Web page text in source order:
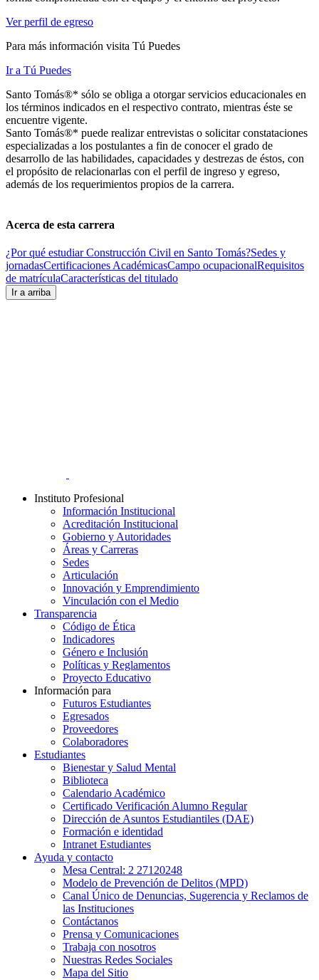
Ver perfil de egreso
Para más información visita Tú Puedes
Ir a Tú Puedes
Santo Tomás®* sólo se obliga a otorgar servicios educacionales en
los términos indicados en el respectivo contrato, mientras éste se
encuentre vigente.
Santo Tomás®* puede realizar entrevistas o solicitar constataciones
especializadas a los postulantes a fin de conocer el grado de
desarrollo de las habilidades, capacidades y destrezas de éstos, con
el propósito de relacionarlas con el perfil de ingreso y egreso,
además de los requerimientos propios de la carrera.
Acerca de esta carrera
¿Por qué estudiar Construcción Civil en Santo Tomás?Sedes y
jornadasCertificaciones AcadémicasCampo ocupacionalRequisitos
de matrículaCaracterísticas del titulado
Ir a arriba
Instituto Profesional
Información Institucional
Acreditación Institucional
Gobierno y Autoridades​
Áreas y Carreras
Sedes
Articulación
Innovación y Emprendimiento
Vinculación con el Medio
Transparencia
Código de Ética
Indicadores
Género e Inclusión
Políticas y Reglamentos​
Proyecto Educativo
Información para
Futuros Estudiantes
Egresados
Proveedores
Colaboradores
Estudiantes
Bienestar y Salud Mental
Biblioteca
Calendario Académico
Certificado Verificación Alumno Regular
Dirección de Asuntos Estudiantiles (DAE)
Formación e identidad
Intranet Estudiantes
Ayuda y contacto
Mesa Central: 2 27120248
Modelo de Prevención de Delitos (MPD)
Canal Único de Denuncias, Sugerencia y Reclamos de
las Instituciones
Contáctanos
Prensa y Comunicaciones
Trabaja con nosotros
Nuestras Redes Sociales
Mapa del Sitio